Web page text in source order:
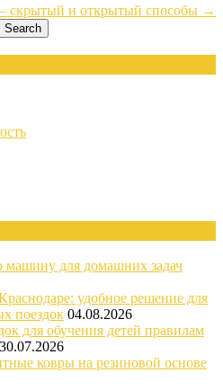
скрытый и открытый способы →
для домашних задач
удобное решение для
поездок 04.08.2026
для обучения детей правилам
30.07.2026
ковры на резиновой основе